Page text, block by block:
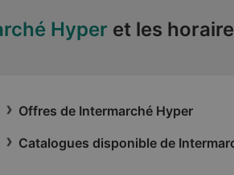
Hyper et les
Offres de Intermarché Hyper
Catalogues disponible de